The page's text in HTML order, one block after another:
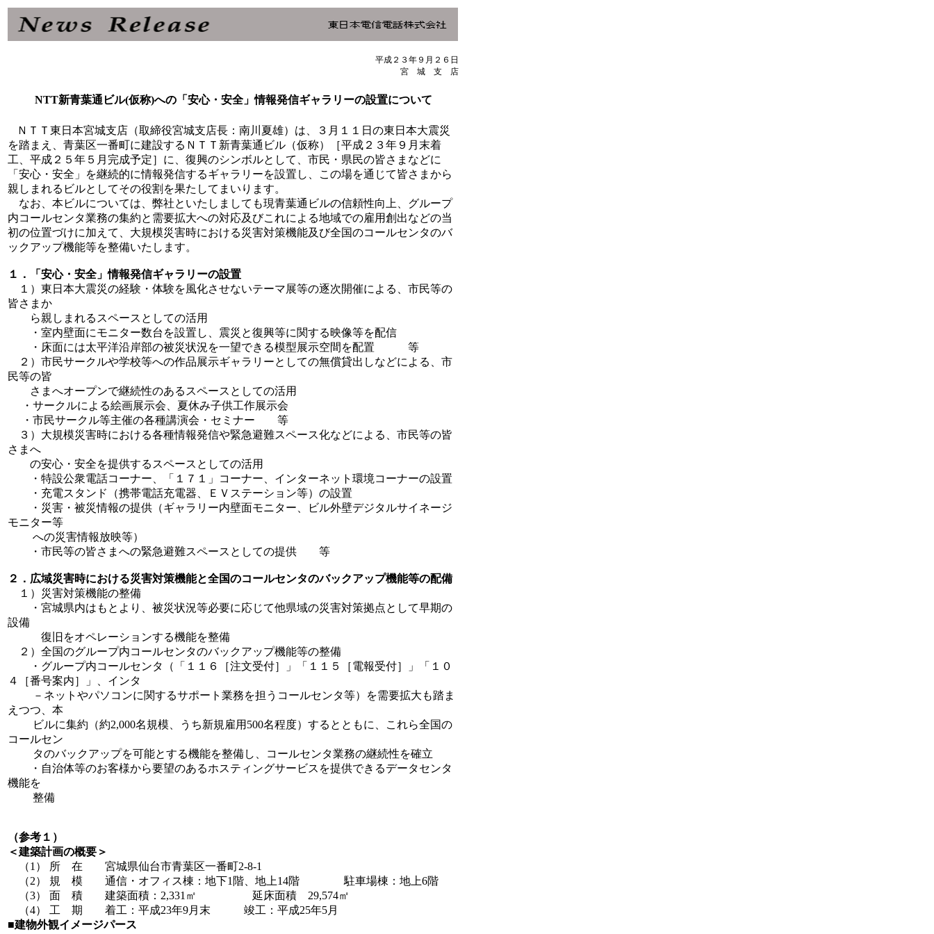
平成２３年９月２６日
宮 城 支 店
NTT新青葉通ビル(仮称)への「安心・安全」情報発信ギャラリーの設置について
ＮＴＴ東日本宮城支店（取締役宮城支店長：南川夏雄）は、３月１１日の東日本大震災
を踏まえ、青葉区一番町に建設するＮＴＴ新青葉通ビル（仮称）［平成２３年９月末着
工、平成２５年５月完成予定］に、復興のシンボルとして、市民・県民の皆さまなどに
「安心・安全」を継続的に情報発信するギャラリーを設置し、この場を通じて皆さまから
親しまれるビルとしてその役割を果たしてまいります。
なお、本ビルについては、弊社といたしましても現青葉通ビルの信頼性向上、グループ
内コールセンタ業務の集約と需要拡大への対応及びこれによる地域での雇用創出などの当
初の位置づけに加えて、大規模災害時における災害対策機能及び全国のコールセンタのバ
ックアップ機能等を整備いたします。
１．「安心・安全」情報発信ギャラリーの設置
１）東日本大震災の経験・体験を風化させないテーマ展等の逐次開催による、市民等の
皆さまか
ら親しまれるスペースとしての活用
・室内壁面にモニター数台を設置し、震災と復興等に関する映像等を配信
・床面には太平洋沿岸部の被災状況を一望できる模型展示空間を配置 等
２）市民サークルや学校等への作品展示ギャラリーとしての無償貸出しなどによる、市
民等の皆
さまへオープンで継続性のあるスペースとしての活用
・サークルによる絵画展示会、夏休み子供工作展示会
・市民サークル等主催の各種講演会・セミナー 等
３）大規模災害時における各種情報発信や緊急避難スペース化などによる、市民等の皆
さまへ
の安心・安全を提供するスペースとしての活用
・特設公衆電話コーナー、「１７１」コーナー、インターネット環境コーナーの設置
・充電スタンド（携帯電話充電器、ＥＶステーション等）の設置
・災害・被災情報の提供（ギャラリー内壁面モニター、ビル外壁デジタルサイネージ
モニター等
への災害情報放映等）
・市民等の皆さまへの緊急避難スペースとしての提供 等
２．広域災害時における災害対策機能と全国のコールセンタのバックアップ機能等の配備
１）災害対策機能の整備
・宮城県内はもとより、被災状況等必要に応じて他県域の災害対策拠点として早期の
設備
復旧をオペレーションする機能を整備
２）全国のグループ内コールセンタのバックアップ機能等の整備
・グループ内コールセンタ（「１１６［注文受付］」「１１５［電報受付］」「１０
４［番号案内］」、インタ
－ネットやパソコンに関するサポート業務を担うコールセンタ等）を需要拡大も踏ま
えつつ、本
ビルに集約（約2,000名規模、うち新規雇用500名程度）するとともに、これら全国の
コールセン
タのバックアップを可能とする機能を整備し、コールセンタ業務の継続性を確立
・自治体等のお客様から要望のあるホスティングサービスを提供できるデータセンタ
機能を
整備
（参考１）
＜建築計画の概要＞
（1） 所 在 宮城県仙台市青葉区一番町2-8-1
（2） 規 模 通信・オフィス棟：地下1階、地上14階 駐車場棟：地上6階
（3） 面 積 建築面積：2,331㎡ 延床面積 29,574㎡
（4） 工 期 着工：平成23年9月末 竣工：平成25年5月
■建物外観イメージパース